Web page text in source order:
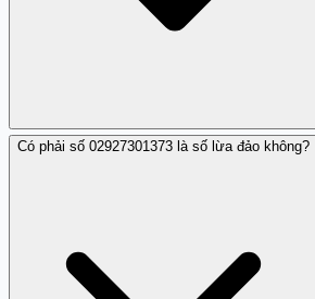
Số này thường gọi điện vào giờ
Có phải số 02927301373 là số lừa đảo không?